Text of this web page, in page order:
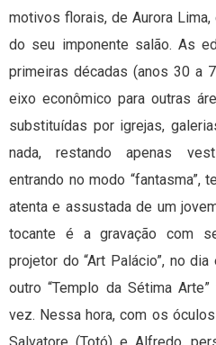
motivos florais, de Aurora
do seu imponente salão. As
primeiras décadas (anos 30 a
eixo econômico para outras
substituídas por igrejas,
nada, restando apenas
entrando no modo “fantasma”,
atenta e assustada de um
tocante é a gravação com
projetor do “Art Palácio”, no
outro “Templo da Sétima
vez. Nessa hora, com os
Salvatore (Totó) e Alfredo,